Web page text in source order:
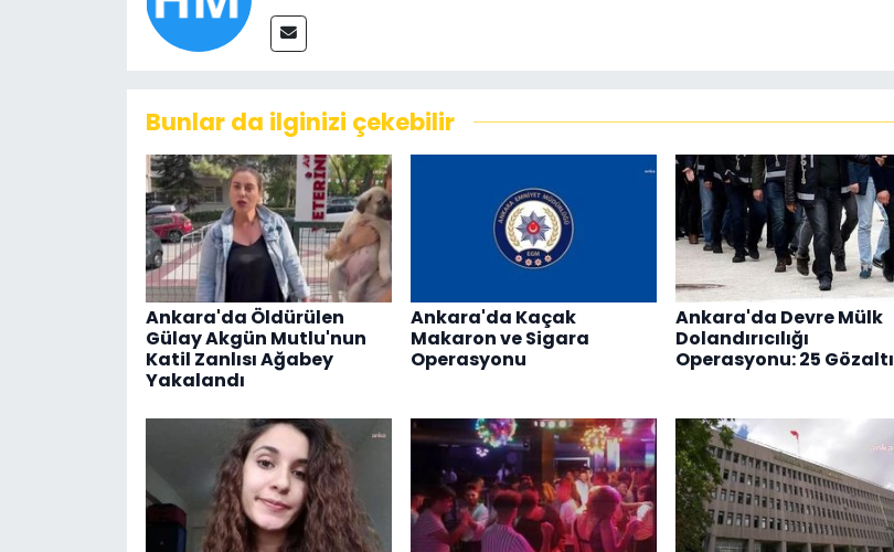
Bunlar da ilginizi çekebilir
Ankara'da Öldürülen
Gülay Akgün Mutlu'nun
Katil Zanlısı Ağabey
Yakalandı
Ankara'da Kaçak
Makaron ve Sigara
Operasyonu
Ankara'da Devre Mülk
Dolandırıcılığı
Operasyonu: 25 Gözaltı